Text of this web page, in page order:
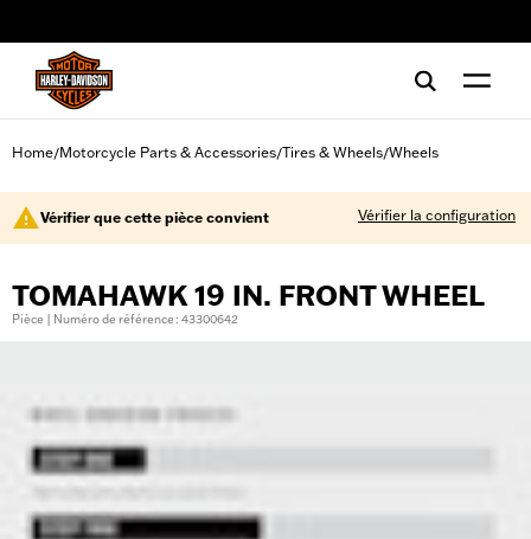
Home/Motorcycle Parts & Accessories/Tires & Wheels/Wheels
Vérifier que cette pièce convient Vérifier la configuration
TOMAHAWK 19 IN. FRONT WHEEL
Pièce | Numéro de référence : 43300642